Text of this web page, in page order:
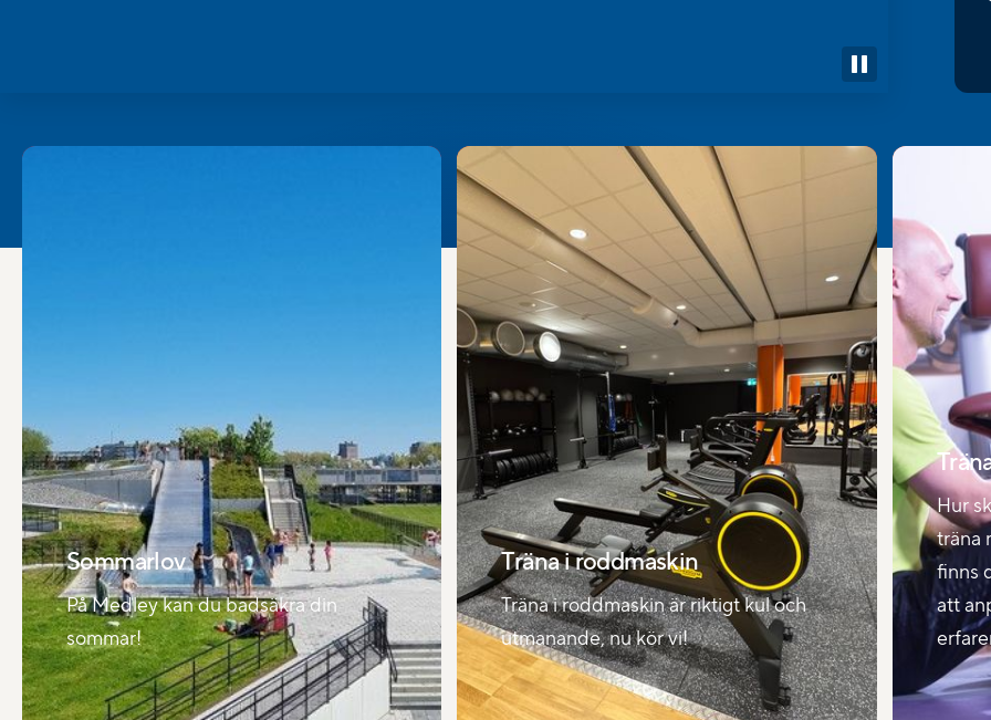
Sommarlov
På Medley kan du badsäkra din
sommar!
Träna i roddmaskin
Träna i roddmaskin är riktigt kul och
utmanande, nu kör vi!
Hur
träna
finns
att